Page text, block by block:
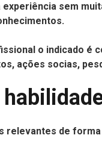
sem
o indicado
ações socias,
relevantes de